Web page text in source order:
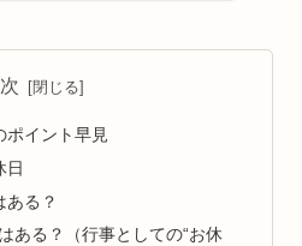
ポイント早見
日
ある？
ある？（行事としての“お休